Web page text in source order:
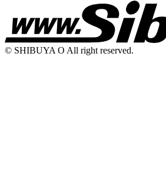
© SHIBUYA O All right reserved.